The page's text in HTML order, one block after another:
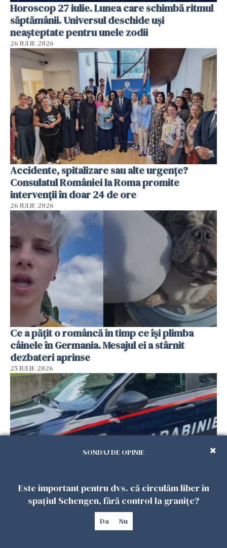
Horoscop 27 iulie. Lunea care schimbă ritmul
săptămânii. Universul deschide uși
neașteptate pentru unele zodii
26 IULIE 2026
Accidente, spitalizare sau alte urgențe?
Consulatul României la Roma promite
intervenții în doar 24 de ore
26 IULIE 2026
Ce a pățit o româncă în timp ce își plimba
câinele în Germania. Mesajul ei a stârnit
dezbateri aprinse
25 IULIE 2026
Româncă din Italia, acuzată că și-a lăsat copiii
singuri în casă pentru a merge la mall. Vecinii
SONDAJ DE OPINIE
Este important pentru dvs. că circulăm liber în
spațiul Schengen, fără control la granițe?
Da Nu